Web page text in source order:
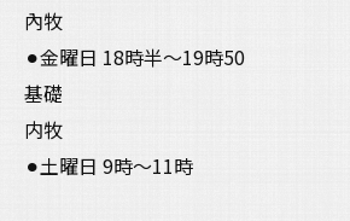
內牧
⚫︎金曜日 18時半〜19時50
基礎
内牧
⚫︎土曜日 9時〜11時